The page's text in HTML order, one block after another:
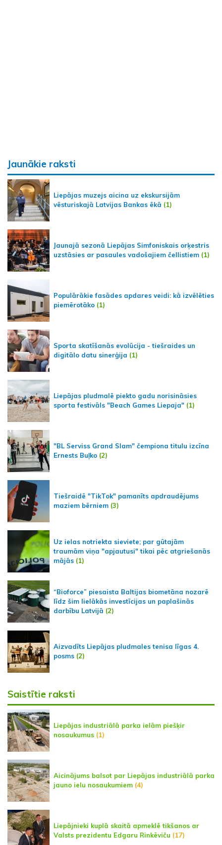
Jaunākie raksti
Liepājas muzejs aicina uz ekskursijām
vēsturiskajā Latvijas Bankas ēkā (1)
Jaunajā sezonā Liepājas Simfoniskais orķestris
uzstāsies ar pasaules vadošajiem čellistiem (1)
Populārākie fasādes apdares veidi: kā izvēlēties
piemērotāko (1)
Sporta skatīšanās evolūcija - tiešraides un
digitālo datu sinerģija (1)
Liepājas pludmalē piekto gadu norisināsies
sporta festivāls "Beach Games Liepaja" (1)
"BL Serviss Grand Slam" čempiona titulu izcīna
Ernests Buļko (2)
Tiešraidē "TikTok" pamanīts apdraudējums
maziem bērniem (3)
Uz ielas notriekta sieviete; par gūtajām
traumām viņa "apjautusi" tikai pēc atgriešanās
mājās (1)
“Bioforce” piesaista Baltijas biometāna nozarē
līdz šim lielākās investīcijas un paplašinās
darbību Latvijā (2)
Aizvadīts Liepājas pludmales tenisa līgas 4.
posms (2)
Saistītie raksti
Liepājas industriālā parka ielām piešķir
nosaukumus (1)
Aicinājums balsot par Liepājas industriālā parka
jauno ielu nosaukumiem (4)
Liepājnieki kuplā skaitā apmeklē tikšanos ar
Valsts prezidentu Edgaru Rinkēviču (17)